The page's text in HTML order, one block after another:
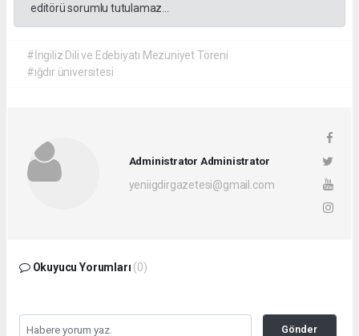
editörü sorumlu tutulamaz...
#İngiliz Dili ve Edebiyatı Mezuniyet Töreni
#ığdır üniversitesi
Administrator Administrator
yeniigdirgazetesi@gmail.com
Okuyucu Yorumları (0)
Gönder